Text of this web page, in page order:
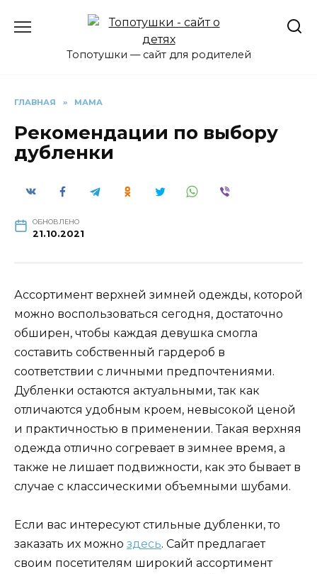
Топотушки — сайт для родителей
ГЛАВНАЯ » МАМА
Рекомендации по выбору
дубленки
ОБНОВЛЕНО
21.10.2021
Ассортимент верхней зимней одежды, которой
можно воспользоваться сегодня, достаточно
обширен, чтобы каждая девушка смогла
составить собственный гардероб в
соответствии с личными предпочтениями.
Дубленки остаются актуальными, так как
отличаются удобным кроем, невысокой ценой
и практичностью в применении. Такая верхняя
одежда отлично согревает в зимнее время, а
также не лишает подвижности, как это бывает в
случае с классическими объемными шубами.
Если вас интересуют стильные дубленки, то
заказать их можно здесь. Сайт предлагает
своим посетителям широкий ассортимент